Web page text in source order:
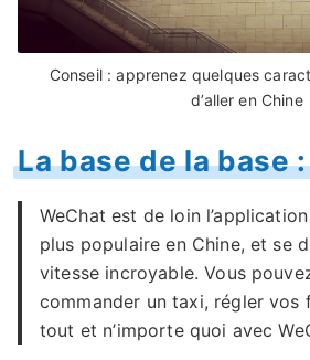
Conseil : apprenez quelques
d’aller en Chine
La base de la base
WeChat est de loin
plus populaire en Chine, et se
vitesse incroyable. Vous
commander un taxi, régler vos
tout et n’importe quoi avec